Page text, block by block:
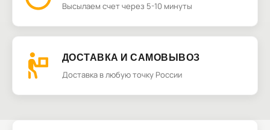
Высылаем счет через 5-10 минуты
ДОСТАВКА И САМОВЫВОЗ
Доставка в любую точку России